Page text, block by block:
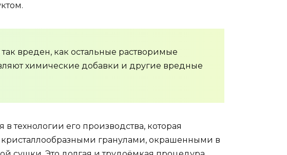
вреден, как остальные растворимые
химические добавки и другие вредные
технологии его производства, которая
гранулами, окрашенными в